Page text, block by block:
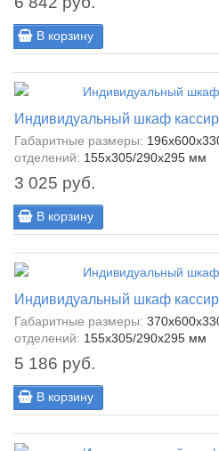
В корзину
Индивидуальный шкаф
Габаритные размеры:
отделений: 155x305/290x295 мм
3 025 руб.
В корзину
Индивидуальный шкаф
Габаритные размеры:
отделений: 155x305/290x295 мм
5 186 руб.
В корзину